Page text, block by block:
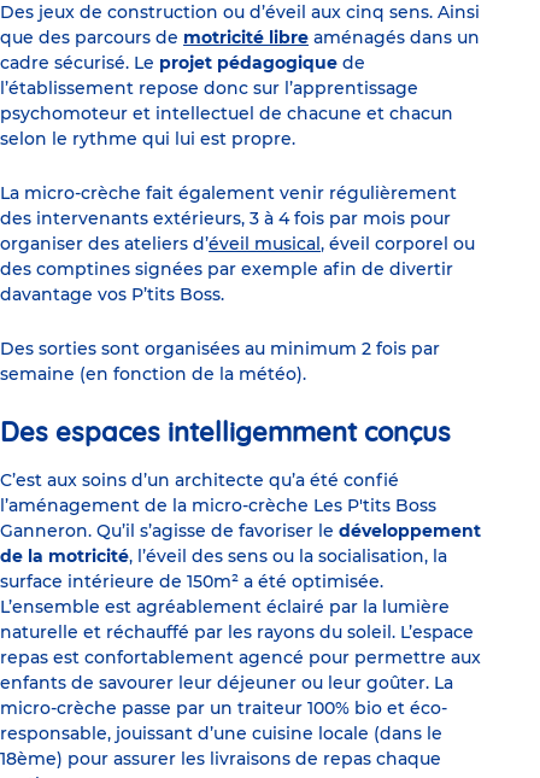
Des jeux de construction ou d’éveil aux cinq sens. Ainsi
que des parcours de motricité libre aménagés dans un
cadre sécurisé. Le projet pédagogique de
l’établissement repose donc sur l’apprentissage
psychomoteur et intellectuel de chacune et chacun
selon le rythme qui lui est propre.
La micro-crèche fait également venir régulièrement
des intervenants extérieurs, 3 à 4 fois par mois pour
organiser des ateliers d’éveil musical , éveil corporel ou
des comptines signées par exemple afin de divertir
davantage vos P’tits Boss.
Des sorties sont organisées au minimum 2 fois par
semaine (en fonction de la météo).
Des espaces intelligemment conçus
C’est aux soins d’un architecte qu’a été confié
l’aménagement de la micro-crèche Les P'tits Boss
Ganneron. Qu’il s’agisse de favoriser le développement
de la motricité, l’éveil des sens ou la socialisation, la
surface intérieure de 150m² a été optimisée.
L’ensemble est agréablement éclairé par la lumière
naturelle et réchauffé par les rayons du soleil. L’espace
repas est confortablement agencé pour permettre aux
enfants de savourer leur déjeuner ou leur goûter. La
micro-crèche passe par un traiteur 100% bio et éco-
responsable, jouissant d’une cuisine locale (dans le
18ème) pour assurer les livraisons de repas chaque